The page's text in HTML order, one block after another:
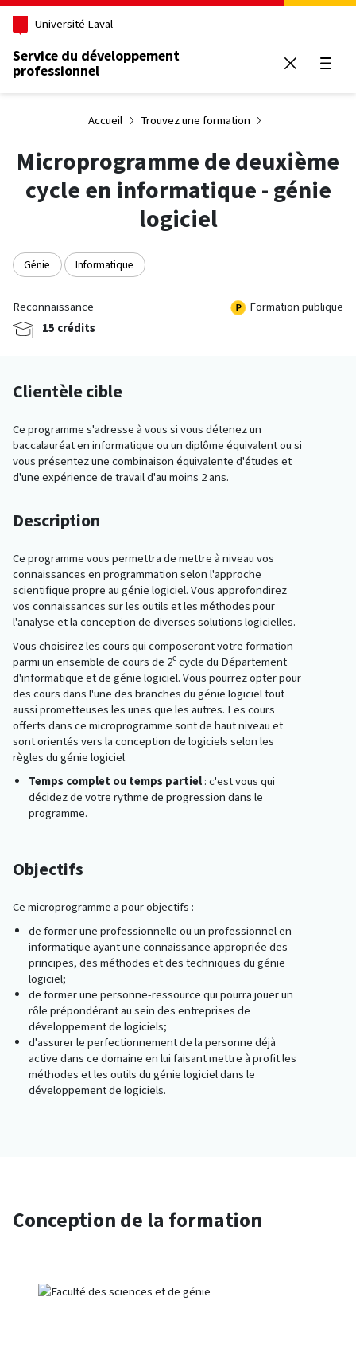
Aller au contenu principal
Université Laval
Service du développement
professionnel
Accueil Trouvez une formation
Microprogramme de deuxième
cycle en informatique - génie
logiciel
Génie Informatique
Reconnaissance
15 crédits
Formation publique
Clientèle cible
Ce programme s'adresse à vous si vous détenez un
baccalauréat en informatique ou un diplôme équivalent ou si
vous présentez une combinaison équivalente d'études et
d'une expérience de travail d'au moins 2 ans.
Description
Ce programme vous permettra de mettre à niveau vos
connaissances en programmation selon l'approche
scientifique propre au génie logiciel. Vous approfondirez
vos connaissances sur les outils et les méthodes pour
l'analyse et la conception de diverses solutions logicielles.
Vous choisirez les cours qui composeront votre formation
parmi un ensemble de cours de 2e cycle du Département
d'informatique et de génie logiciel. Vous pourrez opter pour
des cours dans l'une des branches du génie logiciel tout
aussi prometteuses les unes que les autres. Les cours
offerts dans ce microprogramme sont de haut niveau et
sont orientés vers la conception de logiciels selon les
règles du génie logiciel.
Temps complet ou temps partiel : c'est vous qui
décidez de votre rythme de progression dans le
programme.
Objectifs
Ce microprogramme a pour objectifs :
de former une professionnelle ou un professionnel en
informatique ayant une connaissance appropriée des
principes, des méthodes et des techniques du génie
logiciel;
de former une personne-ressource qui pourra jouer un
rôle prépondérant au sein des entreprises de
développement de logiciels;
d'assurer le perfectionnement de la personne déjà
active dans ce domaine en lui faisant mettre à profit les
méthodes et les outils du génie logiciel dans le
développement de logiciels.
Conception de la formation